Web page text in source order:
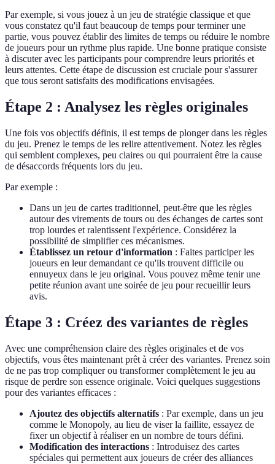
Par exemple, si vous jouez à un jeu de stratégie classique et que
vous constatez qu'il faut beaucoup de temps pour terminer une
partie, vous pouvez établir des limites de temps ou réduire le nombre
de joueurs pour un rythme plus rapide. Une bonne pratique consiste
à discuter avec les participants pour comprendre leurs priorités et
leurs attentes. Cette étape de discussion est cruciale pour s'assurer
que tous seront satisfaits des modifications envisagées.
Étape 2 : Analysez les règles originales
Une fois vos objectifs définis, il est temps de plonger dans les règles
du jeu. Prenez le temps de les relire attentivement. Notez les règles
qui semblent complexes, peu claires ou qui pourraient être la cause
de désaccords fréquents lors du jeu.
Par exemple :
Dans un jeu de cartes traditionnel, peut-être que les règles
autour des virements de tours ou des échanges de cartes sont
trop lourdes et ralentissent l'expérience. Considérez la
possibilité de simplifier ces mécanismes.
Établissez un retour d'information : Faites participer les
joueurs en leur demandant ce qu'ils trouvent difficile ou
ennuyeux dans le jeu original. Vous pouvez même tenir une
petite réunion avant une soirée de jeu pour recueillir leurs
avis.
Étape 3 : Créez des variantes de règles
Avec une compréhension claire des règles originales et de vos
objectifs, vous êtes maintenant prêt à créer des variantes. Prenez soin
de ne pas trop compliquer ou transformer complètement le jeu au
risque de perdre son essence originale. Voici quelques suggestions
pour des variantes efficaces :
Ajoutez des objectifs alternatifs : Par exemple, dans un jeu
comme le Monopoly, au lieu de viser la faillite, essayez de
fixer un objectif à réaliser en un nombre de tours défini.
Modification des interactions : Introduisez des cartes
spéciales qui permettent aux joueurs de créer des alliances